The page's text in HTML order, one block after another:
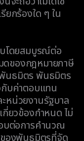
ยกร้องใด ๆ ใน
โดยสมบูรณ์ต่อ
ดของกฎหมายภาษี
นธมิตร พันธมิตร
กับค่าตอบแทน
หน่วยงานรัฐบาล
ยวข้องกำหนด ไม่
บต่อการคำนวณ
ของพันธมิตรที่จัด